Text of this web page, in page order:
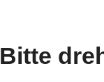
Bitte